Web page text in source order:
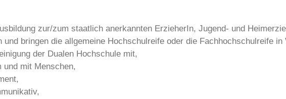
zur/zum staatlich anerkannten ErzieherIn, Jugend- und
und bringen die allgemeine Hochschulreife oder die Fachhochschulreife in
der Dualen Hochschule mit,
und mit Menschen,